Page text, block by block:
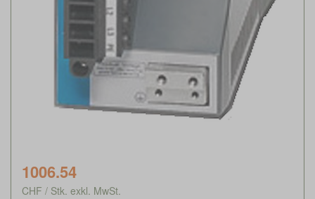
1006.54
CHF / Stk. exkl. MwSt.